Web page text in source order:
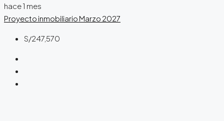
hace 1 mes
Proyecto inmobiliario Marzo 2027
S/247,570